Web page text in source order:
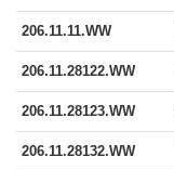
206.11.11.WW
206.11.28122.WW
206.11.28123.WW
206.11.28132.WW